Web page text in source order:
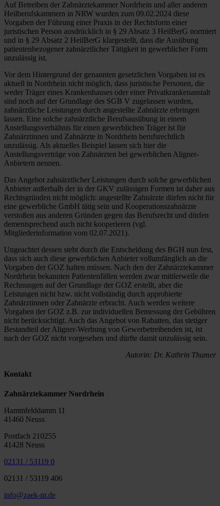
Auf Betreiben der Zahnärztekammer Nordrhein und aller anderen
Heilberufskammern in NRW wurden zum 09.02.2024 diese
Vorgaben der Führung einer Praxis in der Rechtsform einer
juristischen Person ausdrücklich in § 29 Absatz 3 HeilBerG normiert
und in § 29 Absatz 2 HeilBerG klargestellt, dass die Ausübung
patientenbezogener zahnärztlicher Tätigkeit in gewerblicher Form
unzulässig ist.
Vor dem Hintergrund der genannten gesetzlichen Vorgaben ist es
aktuell in Nordrhein nicht möglich, dass juristische Personen, die
weder Träger eines Krankenhauses oder einer Privatkrankenanstalt
sind noch auf der Grundlage des SGB V zugelassen wurden,
zahnärztliche Leistungen durch angestellte Zahnärzte erbringen
lassen. Eine solche zahnärztliche Berufsausübung in einem
Anstellungsverhältnis für einen gewerblichen Träger ist für
Zahnärztinnen und Zahnärzte in Nordrhein berufsrechtlich
unzulässig. Als aktuelles Beispiel lassen sich hier die
Anstellungsverträge von Zahnärzten bei gewerblichen Aligner-
Anbietern nennen.
Das Angebot zahnärztlicher Leistungen durch solche gewerblichen
Anbieter außerhalb der in der GKV zulässigen Formen ist daher aus
Rechtsgründen nicht möglich: angestellte Zahnärzte dürfen nicht für
eine gewerbliche GmbH tätig sein und Kooperationszahnärzte
verstoßen aus anderen Gründen gegen das Berufsrecht und dürfen
dementsprechend auch nicht kooperieren (vgl.
Mitgliederinformation vom 02.07.2021).
Ungeachtet dessen steht durch die Entscheidung des BGH nun fest,
dass sich auch diese gewerblichen Anbieter vollumfänglich an die
Vorgaben der GOZ halten müssen. Nach den der Zahnärztekammer
Nordrhein bekannten Patientenfällen werden zwar mittlerweile die
Rechnungen auf der Grundlage der GOZ erstellt, aber die
Leistungen nicht bzw. nicht vollständig durch approbierte
Zahnärztinnen oder Zahnärzte erbracht. Auch werden weitere
Vorgaben der GOZ z.B. zur individuellen Bemessung der Gebühren
nicht berücksichtigt. Auch das Angebot von Rabatten, das stetiger
Bestandteil der Aligner-Werbung von Gewerbetreibenden ist, ist
nach der GOZ nicht vorgesehen und dürfte damit unzulässig sein.
Autorin: Dr. Kathrin Thumer
Kontakt
Zahnärztekammer Nordrhein
Hammfelddamm 11
41460 Neuss
Postfach 210255
41428 Neuss
02131 / 53119 0
02131 / 53119 406
info@zaek-nr.de